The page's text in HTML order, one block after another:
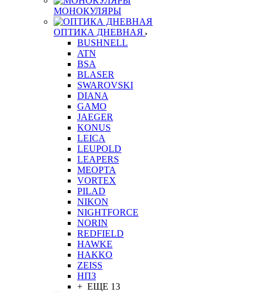
МОНОКУЛЯРЫ
ОПТИКА ДНЕВНАЯ
BUSHNELL
ATN
BSA
BLASER
SWAROVSKI
DIANA
GAMO
JAEGER
KONUS
LEICA
LEUPOLD
LEAPERS
MEOPTA
VORTEX
PILAD
NIKON
NIGHTFORCE
NORIN
REDFIELD
HAWKE
HAKKO
ZEISS
НПЗ
+ ЕЩЕ 13